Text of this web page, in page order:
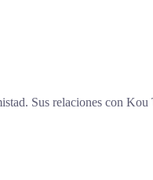
Sus relaciones con